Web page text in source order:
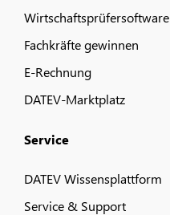
Wirtschaftsprüfersoftware
Fachkräfte gewinnen
E-Rechnung
DATEV-Marktplatz
Service
DATEV Wissensplattform
Service & Support